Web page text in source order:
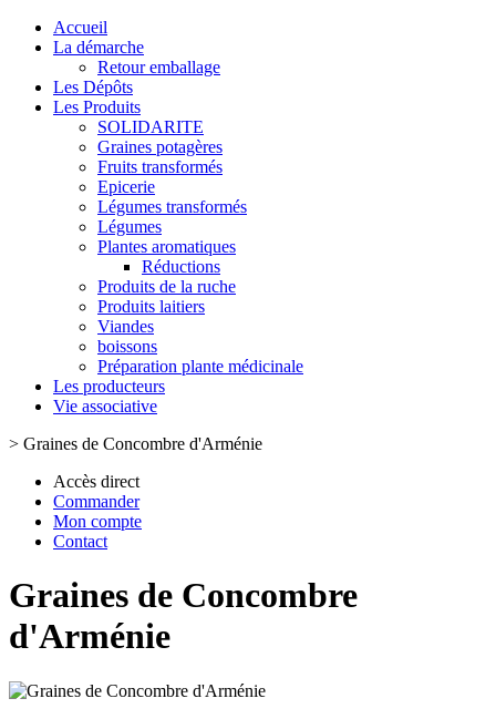
Accueil
La démarche
Retour emballage
Les Dépôts
Les Produits
SOLIDARITE
Graines potagères
Fruits transformés
Epicerie
Légumes transformés
Légumes
Plantes aromatiques
Réductions
Produits de la ruche
Produits laitiers
Viandes
boissons
Préparation plante médicinale
Les producteurs
Vie associative
> Graines de Concombre d'Arménie
Accès direct
Commander
Mon compte
Contact
Graines de Concombre
d'Arménie